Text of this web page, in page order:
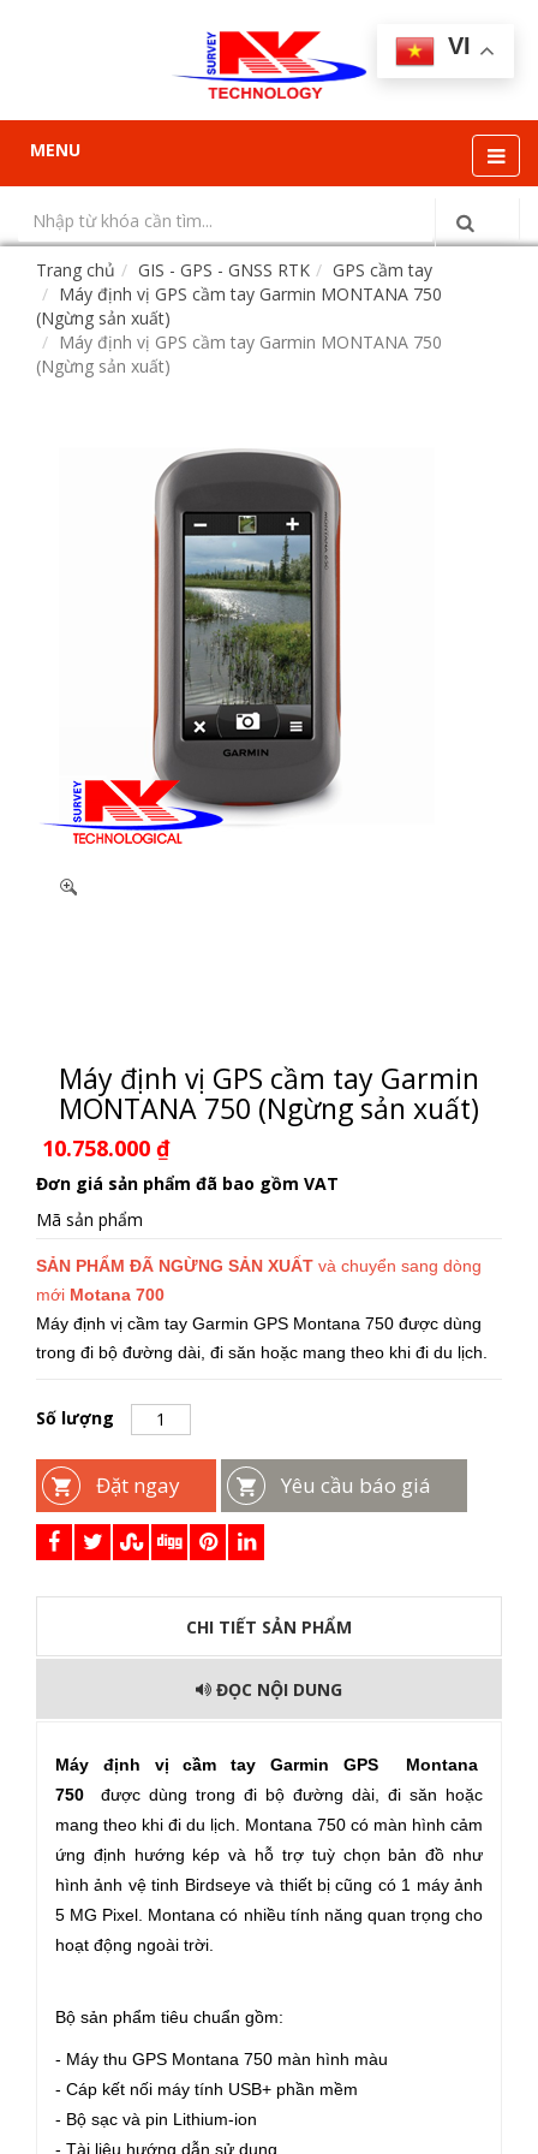
MENU
VI
Trang chủ GIS - GPS - GNSS RTK
GPS cầm tay
Máy định vị GPS cầm tay Garmin MONTANA 750
(Ngừng sản xuất)
Máy định vị GPS cầm tay Garmin MONTANA 750
(Ngừng sản xuất)
Máy định vị GPS cầm tay Garmin
MONTANA 750 (Ngừng sản xuất)
10.758.000 ₫
Đơn giá sản phẩm đã bao gồm VAT
Mã sản phẩm
SẢN PHẨM ĐÃ NGỪNG SẢN XUẤT và chuyển sang dòng
mới Motana 700
Máy định vị cầm tay Garmin GPS Montana 750 được dùng
trong đi bộ đường dài, đi săn hoặc mang theo khi đi du lịch.
Số lượng
Đặt ngay Yêu cầu báo giá
CHI TIẾT SẢN PHẨM
ĐỌC NỘI DUNG
Máy định vị cầm tay Garmin GPS Montana
750
được dùng trong đi bộ đường dài, đi săn hoặc
mang theo khi đi du lịch. Montana 750 có màn hình cảm
ứng định hướng kép và hỗ trợ tuỳ chọn bản đồ như
hình ảnh vệ tinh Birdseye và thiết bị cũng có 1 máy ảnh
5 MG Pixel. Montana có nhiều tính năng quan trọng cho
hoạt động ngoài trời.
Bộ sản phẩm tiêu chuẩn gồm:
- Máy thu GPS Montana 750 màn hình màu
- Cáp kết nối máy tính USB+ phần mềm
- Bộ sạc và pin Lithium-ion
- Tài liệu hướng dẫn sử dụng